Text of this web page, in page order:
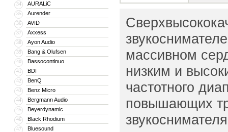
34 AURALiC
35 Aurender
36 AVID
37 Axxess
38 Ayon Audio
39 Bang & Olufsen
40 Bassocontinuo
41 BDI
42 BenQ
43 Benz Micro
44 Bergmann Audio
45 Beyerdynamic
46 Black Rhodium
47 Bluesound
массивном
низким и
частотного
повышающих